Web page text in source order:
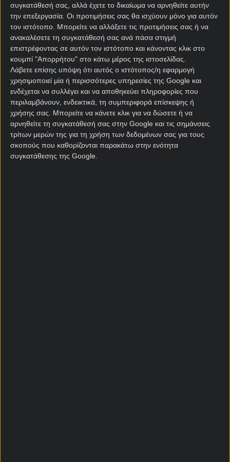
συγκατάθεσή σας, αλλά έχετε το δικαίωμα να αρνηθείτε αυτήν
την επεξεργασία. Οι προτιμήσεις σας θα ισχύουν μόνο για αυτόν
τον ιστότοπο. Μπορείτε να αλλάξετε τις προτιμήσεις σας ή να
ανακαλέσετε τη συγκατάθεσή σας ανά πάσα στιγμή
επιστρέφοντας σε αυτόν τον ιστότοπο και κάνοντας κλικ στο
κουμπί "Απορρήτου" στο κάτω μέρος της ιστοσελίδας.
Λάβετε επίσης υπόψη ότι αυτός ο ιστότοπος/η εφαρμογή
χρησιμοποιεί μία ή περισσότερες υπηρεσίες της Google και
ενδέχεται να συλλέγει και να αποθηκεύει πληροφορίες που
περιλαμβάνουν, ενδεικτικά, τη συμπεριφορά επίσκεψης ή
χρήσης σας. Μπορείτε να κάνετε κλικ για να δώσετε ή να
αρνηθείτε τη συγκατάθεσή σας στην Google και τις σημάνσεις
τρίτων μερών της για τη χρήση των δεδομένων σας για τους
σκοπούς που καθορίζονται παρακάτω στην ενότητα
συγκατάθεσης της Google.
παίκτη, είτε θέλει να δοκιμάσει το Στοίχημα είτε να
απολαύσει το Live Casino, η προσφορά είναι
διαθέσιμη για περιορισμένο χρονικό διάστημα, για
να επωφεληθείς άμεσα!
«21+ | ΑΡΜΟΔΙΟΣ ΡΥΘΜΙΣΤΗΣ ΕΕΕΠ | ΚΙΝΔΥΝΟΣ
ΕΘΙΣΜΟΥ & ΑΠΩΛΕΙΑΣ ΠΕΡΙΟΥΣΙΑΣ | ΕΟΠΑΕ –
ΓΡΑΜΜΗ ΣΥΜΒΟΥΛΕΥΤΙΚΗΣ: 1114 | ΠΑΙΞΕ
ΥΠΕΥΘΥΝΑ»
Σχετικά άρθρα
Ολυμπιακός - ΠΑΟΚ με Super